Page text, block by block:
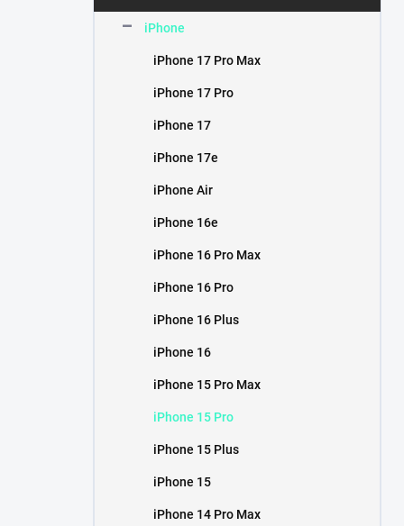
s
kategorie
iPhone
iPhone 17 Pro Max
iPhone 17 Pro
iPhone 17
iPhone 17e
iPhone Air
iPhone 16e
iPhone 16 Pro Max
iPhone 16 Pro
iPhone 16 Plus
iPhone 16
iPhone 15 Pro Max
iPhone 15 Pro
iPhone 15 Plus
iPhone 15
iPhone 14 Pro Max